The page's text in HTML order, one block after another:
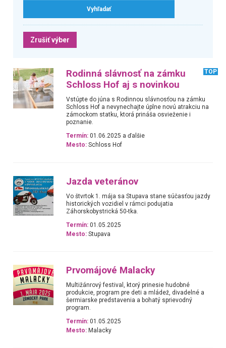
Zrušiť výber
Rodinná slávnosť na zámku
Schloss Hof aj s novinkou
TOP
Vstúpte do júna s Rodinnou slávnosťou na zámku
Schloss Hof a nevynechajte úplne novú atrakciu na
zámockom statku, ktorá prináša osvieženie i
poznanie.
Termín: 01.06.2025 a ďalšie
Mesto: Schloss Hof
Jazda veteránov
Vo štvrtok 1. mája sa Stupava stane súčasťou jazdy
historických vozidiel v rámci podujatia
Záhorskobystrická 50-tka.
Termín: 01.05.2025
Mesto: Stupava
Prvomájové Malacky
Multižánrový festival, ktorý prinesie hudobné
produkcie, program pre deti a mládež, divadelné a
šermiarske predstavenia a bohatý sprievodný
program.
Termín: 01.05.2025
Mesto: Malacky